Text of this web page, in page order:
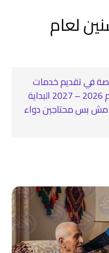
لعام
في تقديم خدمات
الرعاية والدعم في المنزل لعام 2026 – 2027 البداية
مش بس محتاجين دواء